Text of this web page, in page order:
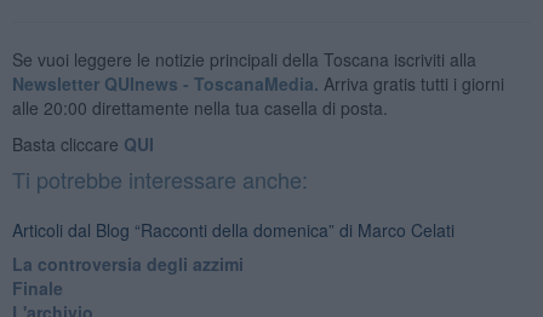
Se vuoi leggere le notizie principali della Toscana iscriviti alla
Newsletter QUInews - ToscanaMedia. Arriva gratis tutti i giorni
alle 20:00 direttamente nella tua casella di posta.
Basta cliccare QUI
Ti potrebbe interessare anche:
Articoli dal Blog “Racconti della domenica” di Marco Celati
La controversia degli azzimi
Finale
L'archivio